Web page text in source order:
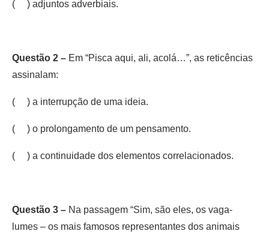
( ) adjuntos adverbiais.
Questão 2 – Em “Pisca aqui, ali, acolá…”, as reticências
assinalam:
( ) a interrupção de uma ideia.
( ) o prolongamento de um pensamento.
( ) a continuidade dos elementos correlacionados.
Questão 3 – Na passagem “Sim, são eles, os vaga-
lumes – os mais famosos representantes dos animais